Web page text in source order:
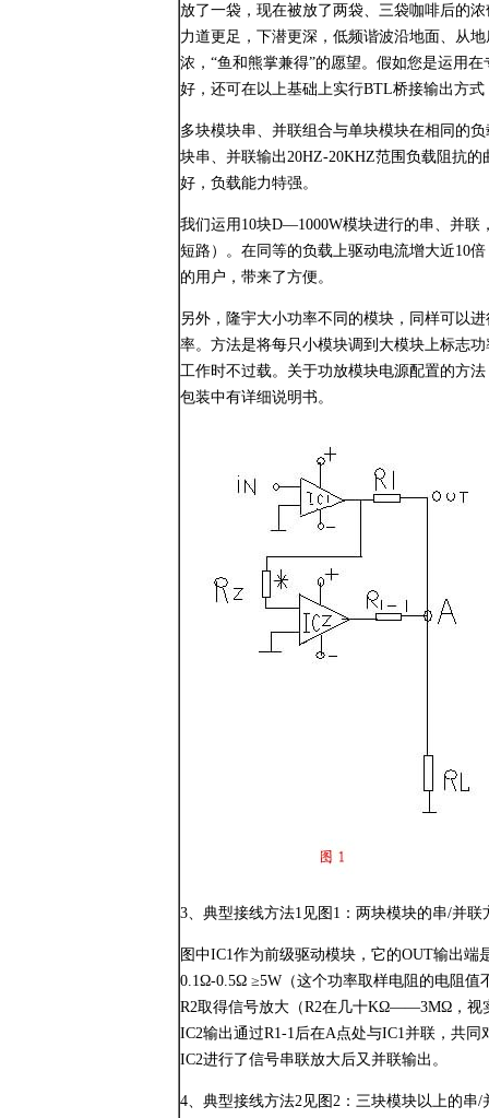
放了一袋，现在被放了两袋、三袋咖啡后的
力道更足，下潜更深，低频谐波沿地面、从
浓，“鱼和熊掌兼得”的愿望。假如您是运用
好，还可在以上基础上实行BTL桥接输出方
多块模块串、并联组合与单块模块在相同的
块串、并联输出20HZ-20KHZ范围负载阻抗
好，负载能力特强。
我们运用10块D—1000W模块进行的串、并
短路）。在同等的负载上驱动电流增大近10
的用户，带来了方便。
另外，隆宇大小功率不同的模块，同样可以
率。方法是将每只小模块调到大模块上标志
工作时不过载。关于功放模块电源配置的方
包装中有详细说明书。
3、典型接线方法1见图1：两块模块的串/并联
图中IC1作为前级驱动模块，它的OUT输出
0.1Ω-0.5Ω ≥5W（这个功率取样电阻的电阻值
R2取得信号放大（R2在几十KΩ——3MΩ，视
IC2输出通过R1-1后在A点处与IC1并联，共
IC2进行了信号串联放大后又并联输出。
4、典型接线方法2见图2：三块模块以上的串/